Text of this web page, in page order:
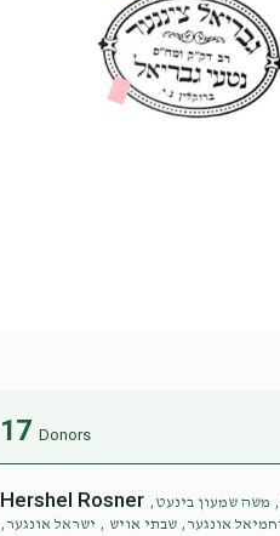
17 Donors
Hershel Rosner משה שמעון בינעט,
אונגער, שבתי אויש , ישראל אונגער,